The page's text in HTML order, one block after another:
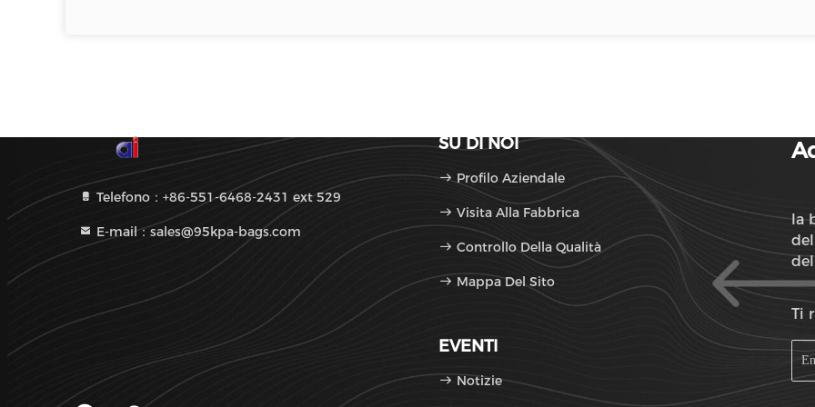
Telefono：+86-551-6468-2431 ext 529
E-mail：sales@95kpa-bags.com
SU DI NOI
Profilo Aziendale
Visita Alla Fabbrica
Controllo Della Qualità
Mappa Del Sito
EVENTI
Notizie
la
Ti